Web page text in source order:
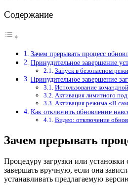
Содержание
Зачем прерывать процесс
Принудительное завершение
Запуск в безопасном
Принудительное завершение
Использование
Активация лимитного
Активация режима «В
Как отключить обновление
Видео: отключение
Зачем прерывать
Процедуру загрузки или установки
завершать вручную, если она
устанавливать предлагаемую